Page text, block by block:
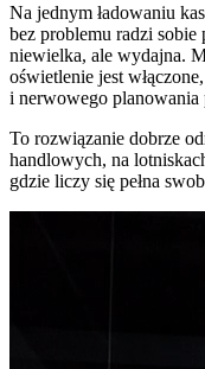
Na jednym ładowaniu
bez problemu radzi sobie
niewielka, ale wydajna.
oświetlenie jest
i nerwowego planowania
To rozwiązanie dobrze
handlowych, na
gdzie liczy się pełna